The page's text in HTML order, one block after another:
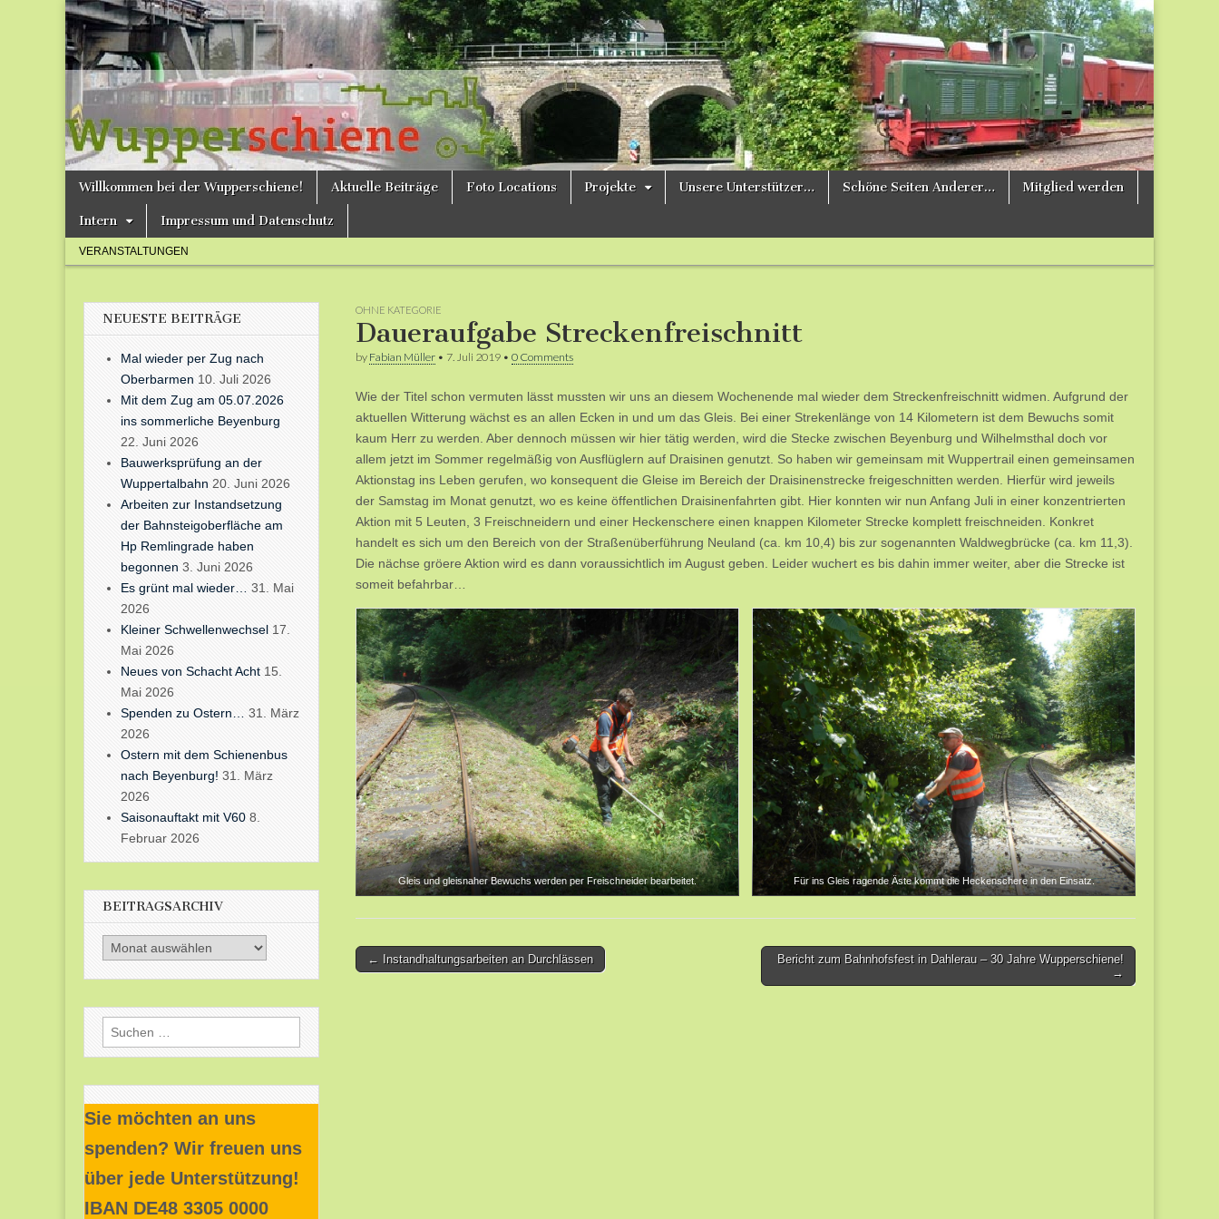
Bergische
Bahnen /
Förderverein
Wupperschiene
e.V.
Main
Skip
content
Willkommen bei der Wupperschiene! Aktuelle Beiträge Foto Locations Projekte Unsere Unterstützer… Schöne Seiten Anderer… Mitglied werden
Intern Impressum und Datenschutz
Sub
menu
VERANSTALTUNGEN
OHNE KATEGORIE
Daueraufgabe Streckenfreischnitt
by Fabian Müller • 7. Juli 2019 • 0 Comments
Wie der Titel schon vermuten lässt mussten wir uns an diesem Wochenende mal wieder dem Streckenfreischnitt widmen. Aufgrund der
aktuellen Witterung wächst es an allen Ecken in und um das Gleis. Bei einer Strekenlänge von 14 Kilometern ist dem Bewuchs somit
kaum Herr zu werden. Aber dennoch müssen wir hier tätig werden, wird die Stecke zwischen Beyenburg und Wilhelmsthal doch vor
allem jetzt im Sommer regelmäßig von Ausflüglern auf Draisinen genutzt. So haben wir gemeinsam mit Wuppertrail einen gemeinsamen
Aktionstag ins Leben gerufen, wo konsequent die Gleise im Bereich der Draisinenstrecke freigeschnitten werden. Hierfür wird jeweils
der Samstag im Monat genutzt, wo es keine öffentlichen Draisinenfahrten gibt. Hier konnten wir nun Anfang Juli in einer konzentrierten
Aktion mit 5 Leuten, 3 Freischneidern und einer Heckenschere einen knappen Kilometer Strecke komplett freischneiden. Konkret
handelt es sich um den Bereich von der Straßenüberführung Neuland (ca. km 10,4) bis zur sogenannten Waldwegbrücke (ca. km 11,3).
Die nächse gröere Aktion wird es dann voraussichtlich im August geben. Leider wuchert es bis dahin immer weiter, aber die Strecke ist
someit befahrbar…
Gleis und gleisnaher Bewuchs werden per Freischneider bearbeitet. Für ins Gleis ragende Äste kommt die Heckenschere in den Einsatz.
Post
← Instandhaltungsarbeiten an Durchlässen
Bericht zum Bahnhofsfest in Dahlerau – 30 Jahre Wupperschiene!
→
NEUESTE BEITRÄGE
Mal wieder per Zug nach
Oberbarmen 10. Juli 2026
Mit dem Zug am 05.07.2026
ins sommerliche Beyenburg
22. Juni 2026
Bauwerksprüfung an der
Wuppertalbahn 20. Juni 2026
Arbeiten zur Instandsetzung
der Bahnsteigoberfläche am
Hp Remlingrade haben
begonnen 3. Juni 2026
Es grünt mal wieder…
31. Mai
2026
Kleiner Schwellenwechsel 17.
Mai 2026
Neues von Schacht Acht 15.
Mai 2026
Spenden zu Ostern…
31. März
2026
Ostern mit dem Schienenbus
nach Beyenburg! 31. März
2026
Saisonauftakt mit V60 8.
Februar 2026
BEITRAGSARCHIV
Beitragsarchiv
Suchen
nach:
Sie möchten an uns
spenden? Wir freuen uns
über jede Unterstützung!
IBAN DE48 3305 0000